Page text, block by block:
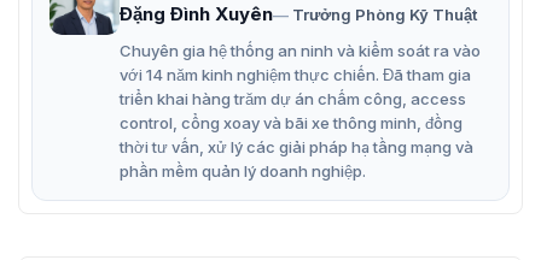
Đặng Đình Xuyên
Trưởng Phòng Kỹ Thuật
Chuyên gia hệ thống an ninh và kiểm soát ra vào
với 14 năm kinh nghiệm thực chiến. Đã tham gia
triển khai hàng trăm dự án chấm công, access
control, cổng xoay và bãi xe thông minh, đồng
thời tư vấn, xử lý các giải pháp hạ tầng mạng và
phần mềm quản lý doanh nghiệp.